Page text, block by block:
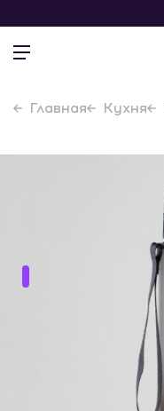
Главная Кухня